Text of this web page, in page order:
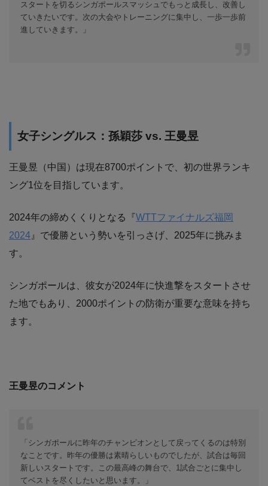
スタートを切るシンガポールスマッシュでもっと成長し、改善し
ていきたいです。次の大会やトレーニングに集中し、一歩一歩前
進していきます。」
女子シングルス：孫穎莎 vs. 王曼昱
王曼昱（中国）は現在8700ポイントで、初の世界ランキ
ング1位を目指しています。
2024年の締めくくりとなる『WTTファイナルズ福岡
2024 』で優勝という勢いを引っさげ、2025年に挑みま
す。
シンガポールは、彼女が2024年に快進撃をスタートさせ
た地でもあり、2000ポイントの防衛が重要な意味を持ち
ます。
王曼昱のコメント
「シンガポールに昨年のチャンピオンとして戻ってくるのは特別
なことです。昨年の優勝は素晴らしいものでしたが、試合は毎回
新しいスタートです。この最高峰の舞台で、1試合ごとに集中し
てベストを尽くしたいと思います。」